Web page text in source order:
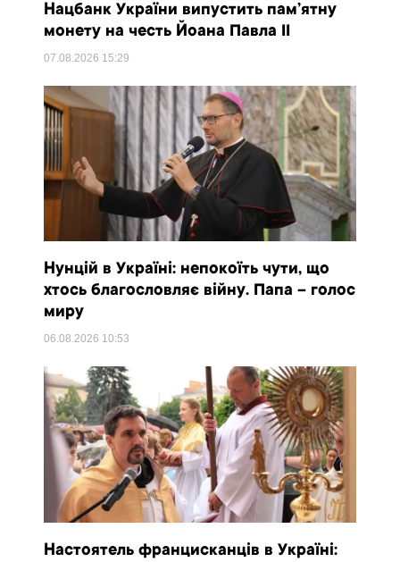
Нацбанк України випустить пам’ятну
монету на честь Йоана Павла II
07.08.2026 15:29
Нунцій в Україні: непокоїть чути, що
хтось благословляє війну. Папа – голос
миру
06.08.2026 10:53
Настоятель францисканців в Україні: